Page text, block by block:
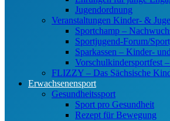
Jugendordnung
Veranstaltungen Kinder- &
Sportchamp –
Sportjugend-Forum/
Sparkassen – Kinder-
Vorschulkindersportfest
FLIZZY – Das Sächsische
Erwachsenensport
Gesundheitssport
Sport pro Gesundheit
Rezept für Bewegung